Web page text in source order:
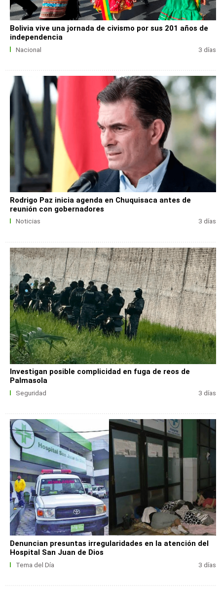
Bolivia vive una jornada de civismo por sus 201 años de
independencia
Nacional 3 días
Rodrigo Paz inicia agenda en Chuquisaca antes de
reunión con gobernadores
Noticias 3 días
Investigan posible complicidad en fuga de reos de
Palmasola
Seguridad 3 días
Denuncian presuntas irregularidades en la atención del
Hospital San Juan de Dios
Tema del Día 3 días